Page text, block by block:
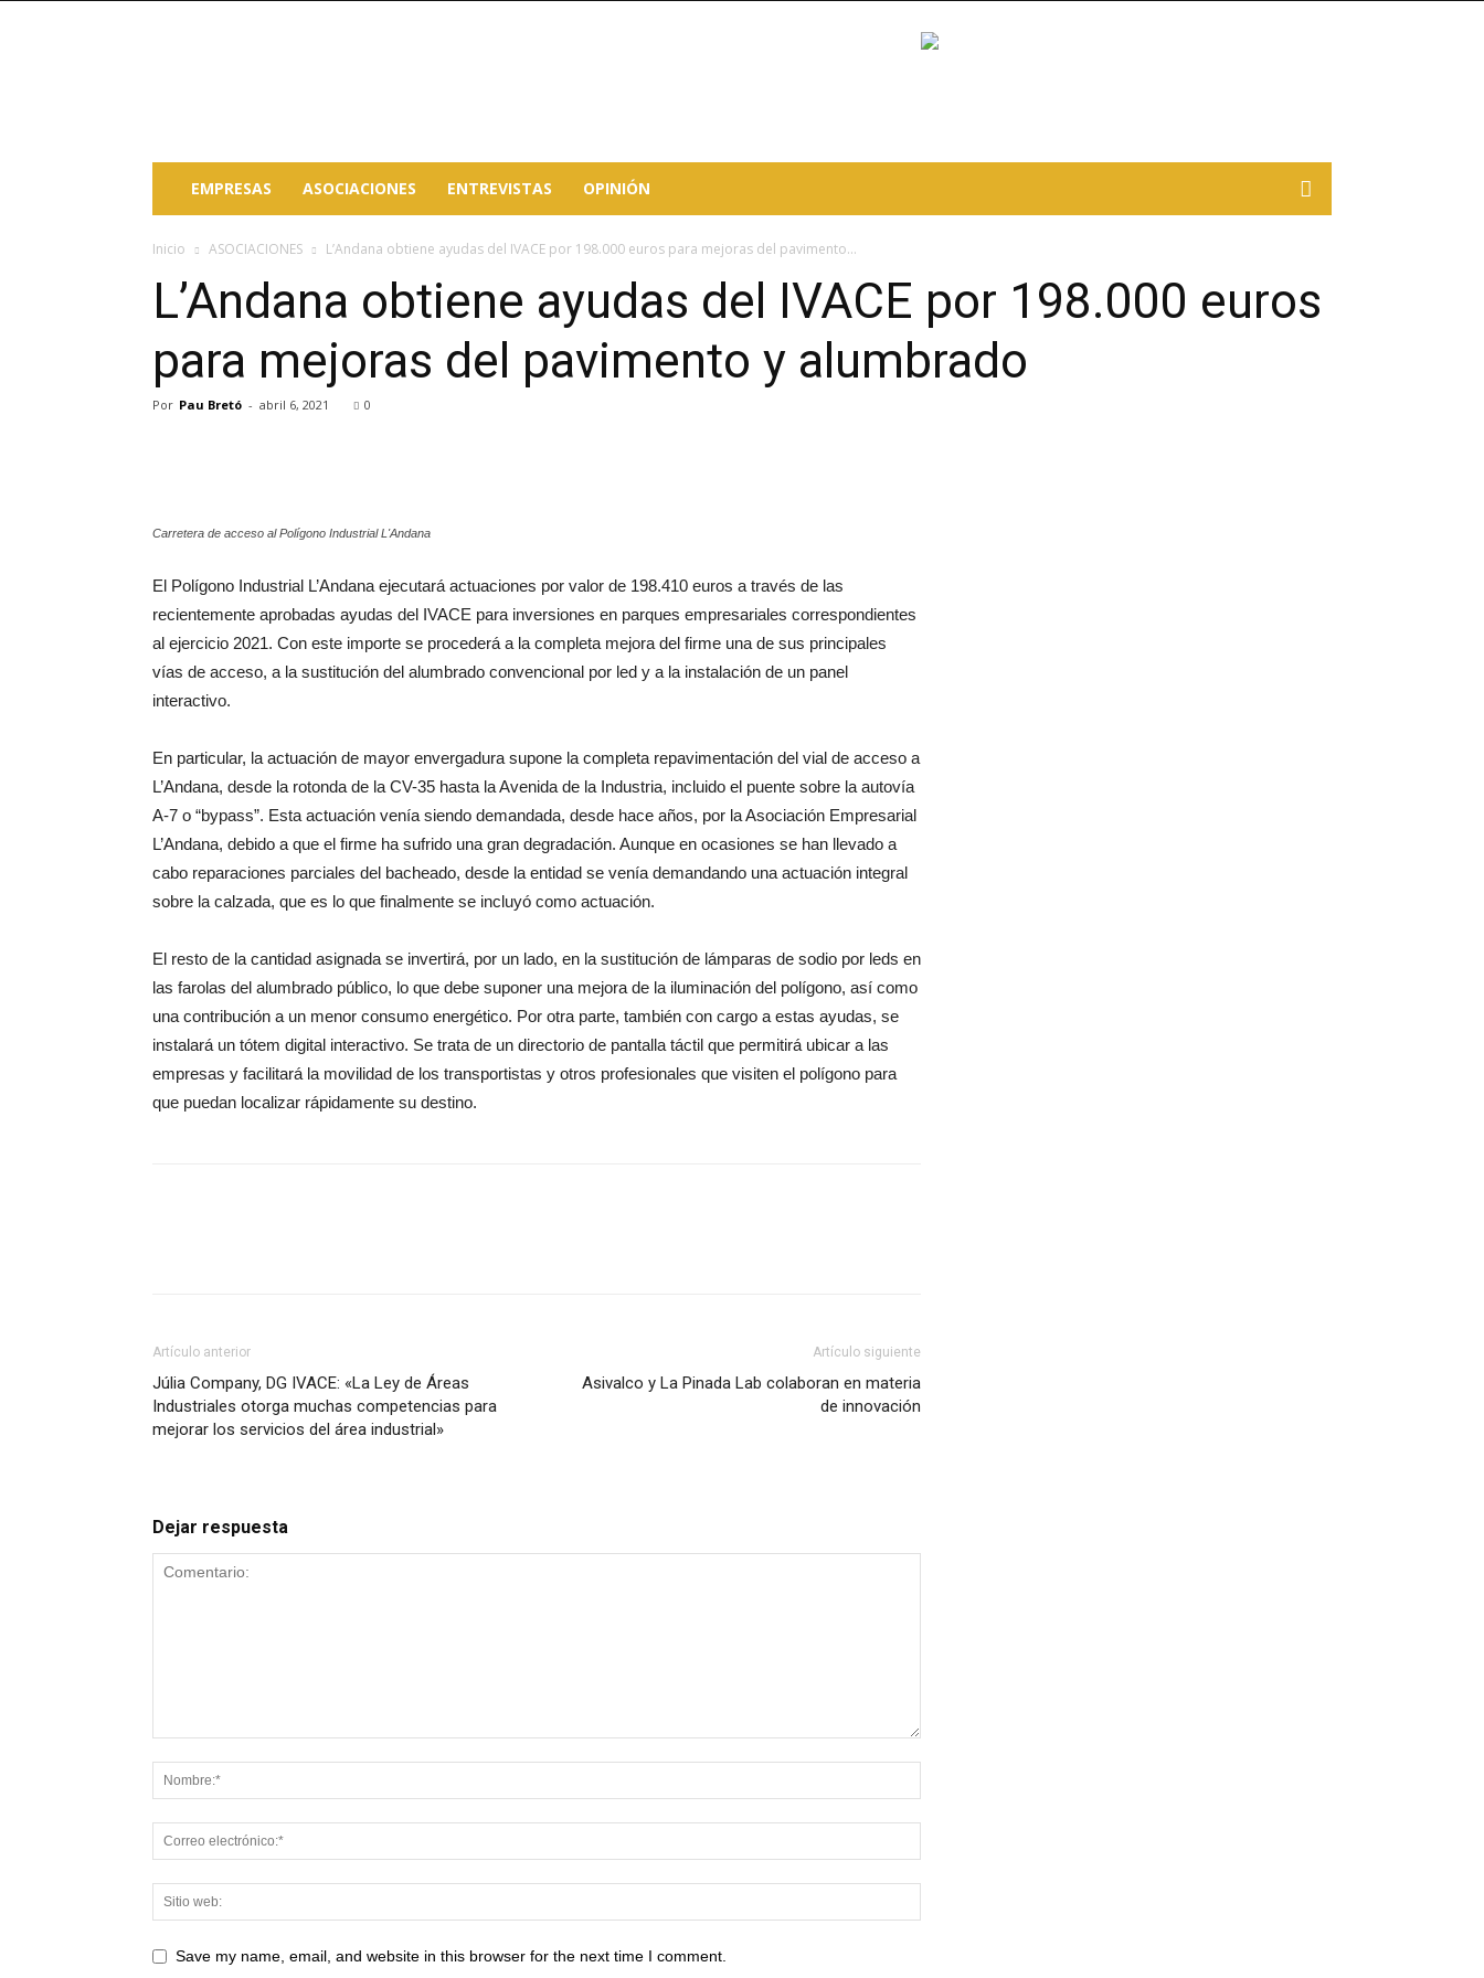
EMPRESAS ASOCIACIONES ENTREVISTAS OPINIÓN
Inicio ASOCIACIONES L’Andana obtiene ayudas del IVACE por 198.000 euros para mejoras del pavimento...
L’Andana obtiene ayudas del IVACE por 198.000 euros
para mejoras del pavimento y alumbrado
Por Pau Bretó - abril 6, 2021 0
Carretera de acceso al Polígono Industrial L'Andana
El Polígono Industrial L’Andana ejecutará actuaciones por valor de 198.410 euros a través de las
recientemente aprobadas ayudas del IVACE para inversiones en parques empresariales correspondientes
al ejercicio 2021. Con este importe se procederá a la completa mejora del firme una de sus principales
vías de acceso, a la sustitución del alumbrado convencional por led y a la instalación de un panel
interactivo.
En particular, la actuación de mayor envergadura supone la completa repavimentación del vial de acceso a
L’Andana, desde la rotonda de la CV-35 hasta la Avenida de la Industria, incluido el puente sobre la autovía
A-7 o “bypass”. Esta actuación venía siendo demandada, desde hace años, por la Asociación Empresarial
L’Andana, debido a que el firme ha sufrido una gran degradación. Aunque en ocasiones se han llevado a
cabo reparaciones parciales del bacheado, desde la entidad se venía demandando una actuación integral
sobre la calzada, que es lo que finalmente se incluyó como actuación.
El resto de la cantidad asignada se invertirá, por un lado, en la sustitución de lámparas de sodio por leds en
las farolas del alumbrado público, lo que debe suponer una mejora de la iluminación del polígono, así como
una contribución a un menor consumo energético. Por otra parte, también con cargo a estas ayudas, se
instalará un tótem digital interactivo. Se trata de un directorio de pantalla táctil que permitirá ubicar a las
empresas y facilitará la movilidad de los transportistas y otros profesionales que visiten el polígono para
que puedan localizar rápidamente su destino.
Artículo anterior
Júlia Company, DG IVACE: «La Ley de Áreas
Industriales otorga muchas competencias para
mejorar los servicios del área industrial»
Artículo siguiente
Asivalco y La Pinada Lab colaboran en materia
de innovación
Dejar respuesta
Save my name, email, and website in this browser for the next time I comment.